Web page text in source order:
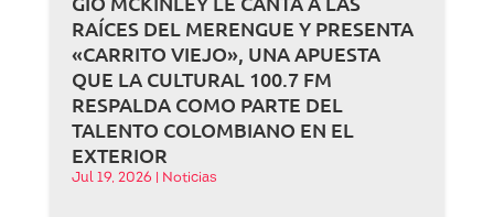
RAÍCES DEL MERENGUE Y PRESENTA
«CARRITO VIEJO», UNA APUESTA
QUE LA CULTURAL 100.7 FM
RESPALDA COMO PARTE DEL
TALENTO COLOMBIANO EN EL
EXTERIOR
Jul 19, 2026 Noticias